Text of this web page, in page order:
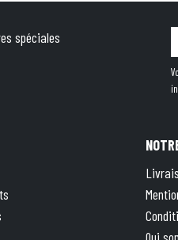
spéciales